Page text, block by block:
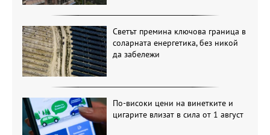
Светът премина ключова граница в
соларната енергетика, без никой
да забележи
По-високи цени на винетките и
цигарите влизат в сила от 1 август